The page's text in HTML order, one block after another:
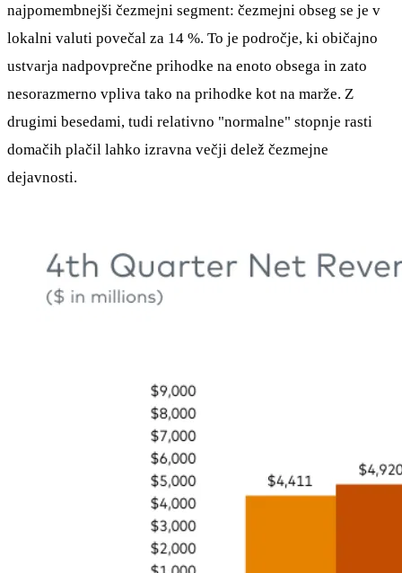
najpomembnejši čezmejni segment: čezmejni obseg se je v
lokalni valuti povečal za 14 %. To je področje, ki običajno
ustvarja nadpovprečne prihodke na enoto obsega in zato
nesorazmerno vpliva tako na prihodke kot na marže. Z
drugimi besedami, tudi relativno "normalne" stopnje rasti
domačih plačil lahko izravna večji delež čezmejne
dejavnosti.